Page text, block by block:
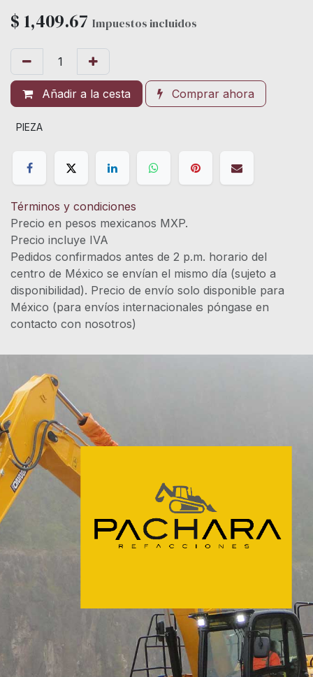
$ 1,409.67 Impuestos incluidos
Añadir a la cesta Comprar ahora
PIEZA
Términos y condiciones
Precio en pesos mexicanos MXP.
Precio incluye IVA
Pedidos confirmados antes de 2 p.m. horario del
centro de México se envían el mismo día (sujeto a
disponibilidad). Precio de envío solo disponible para
México (para envíos internacionales póngase en
contacto con nosotros)